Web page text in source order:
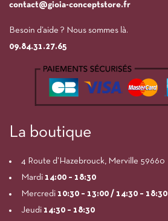
contact@gioia-conceptstore.fr
Besoin d’aide ? Nous sommes là.
09.84.31.27.65
La boutique
4 Route d’Hazebrouck, Merville 59660
Mardi 14:00 – 18:30
Mercredi 10:30 – 13:00 / 14:30 – 18:30
Jeudi 14:30 – 18:30